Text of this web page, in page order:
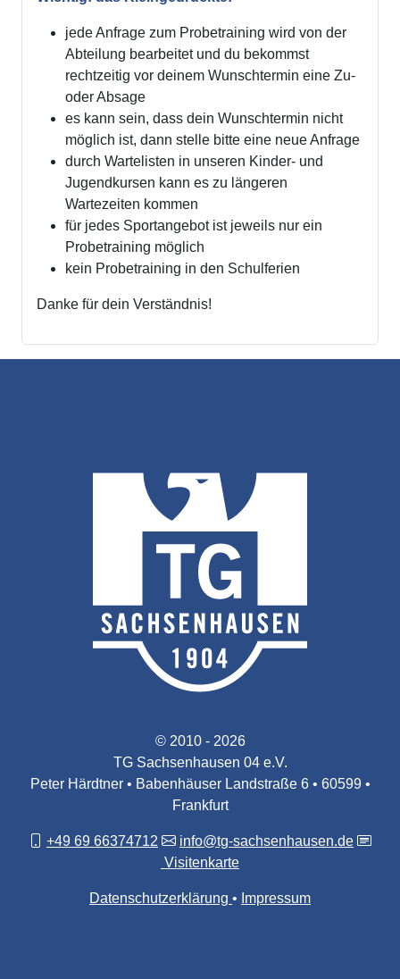
jede Anfrage zum Probetraining wird von der
Abteilung bearbeitet und du bekommst
rechtzeitig vor deinem Wunschtermin eine Zu-
oder Absage
es kann sein, dass dein Wunschtermin nicht
möglich ist, dann stelle bitte eine neue Anfrage
durch Wartelisten in unseren Kinder- und
Jugendkursen kann es zu längeren
Wartezeiten kommen
für jedes Sportangebot ist jeweils nur ein
Probetraining möglich
kein Probetraining in den Schulferien
Danke für dein Verständnis!
© 2010 - 2026
TG Sachsenhausen 04 e.V.
Peter Härdtner • Babenhäuser Landstraße 6 • 60599 •
Frankfurt
+49 69 66374712
info@tg-sachsenhausen.de
Visitenkarte
Datenschutzerklärung Impressum